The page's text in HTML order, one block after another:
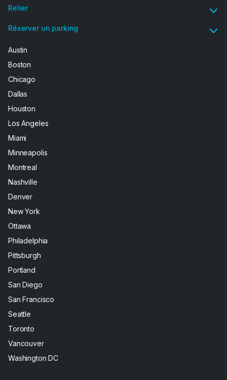
Relier
Réserver un parking
Austin
Boston
Chicago
Dallas
Houston
Los Angeles
Miami
Minneapolis
Montreal
Nashville
Denver
New York
Ottawa
Philadelphia
Pittsburgh
Portland
San Diego
San Francisco
Seattle
Toronto
Vancouver
Washington DC